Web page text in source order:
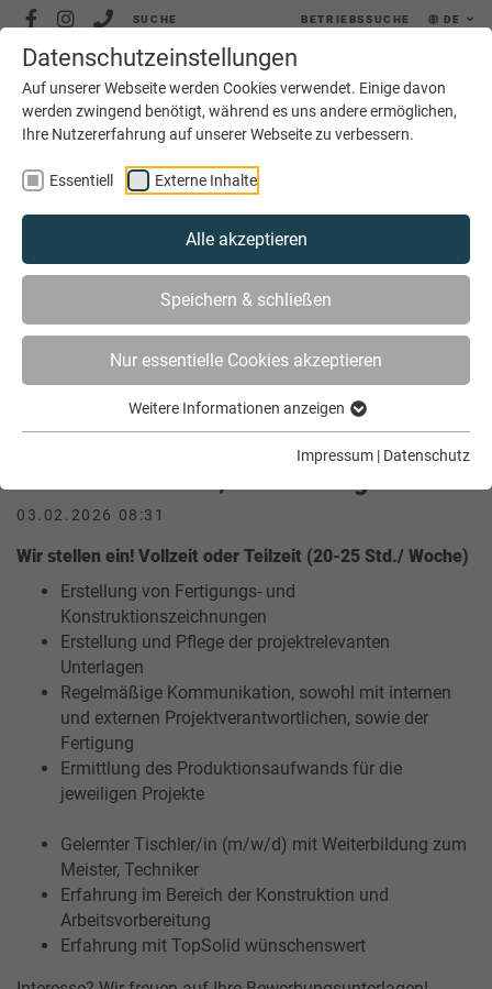
Datenschutzeinstellungen
Auf unserer Webseite werden Cookies verwendet. Einige davon
werden zwingend benötigt, während es uns andere ermöglichen,
Ihre Nutzererfahrung auf unserer Webseite zu verbessern.
Essentiell Externe Inhalte
Alle akzeptieren
Speichern & schließen
Nur essentielle Cookies akzeptieren
Weitere Informationen anzeigen
Impressum | Datenschutz
SUCHE BETRIEBSSUCHE DE
MENÜ
SERVICE JOBS
JOBBÖRSE
VERSTÄRKUNG FÜR UNSERE ARBEITSVORBEREITUNG
(M/W/D) | STROTMEIER GMBH, SASSENBERG
Verstärkung für unsere
Arbeitsvorbereitung (m/w/d) |
03.02.2026 08:31
Wir stellen ein! Vollzeit oder Teilzeit (20-25 Std./ Woche)
Erstellung von Fertigungs- und
Konstruktionszeichnungen
Erstellung und Pflege der projektrelevanten
Unterlagen
Regelmäßige Kommunikation, sowohl mit internen
und externen Projektverantwortlichen, sowie der
Fertigung
Ermittlung des Produktionsaufwands für die
jeweiligen Projekte
Gelernter Tischler/in (m/w/d) mit Weiterbildung zum
Meister, Techniker
Erfahrung im Bereich der Konstruktion und
Arbeitsvorbereitung
Erfahrung mit TopSolid wünschenswert